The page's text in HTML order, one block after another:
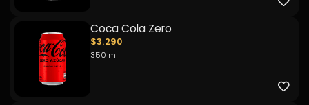
Coca Cola Zero
$3.290
350 ml